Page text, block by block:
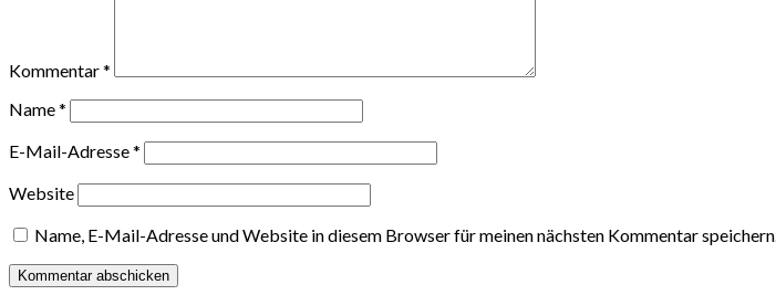
Kommentar*
Name*
E-Mail-Adresse*
Website
Name, E-Mail-Adresse und Website in diesem Browser für meinen nächsten Kommentar speichern.